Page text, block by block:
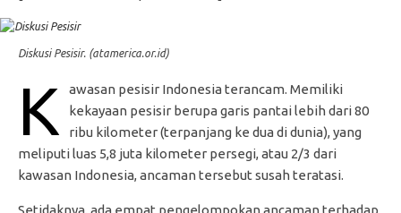
Diskusi Pesisir. (atamerica.or.id)
K
awasan pesisir Indonesia terancam. Memiliki
kekayaan pesisir berupa garis pantai lebih dari 80
ribu kilometer (terpanjang ke dua di dunia), yang
meliputi luas 5,8 juta kilometer persegi, atau 2/3 dari
kawasan Indonesia, ancaman tersebut susah teratasi.
Setidaknya, ada empat pengelompokan ancaman terhadap